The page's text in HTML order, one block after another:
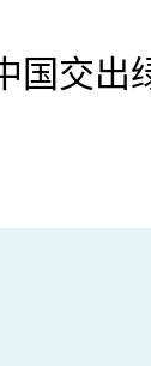
国交出